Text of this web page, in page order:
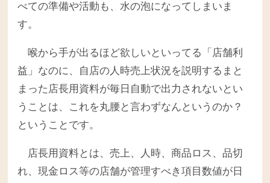
べての準備や活動も、水の泡になってしまいま
す。
喉から手が出るほど欲しいといってる「店舗利
益」なのに、自店の人時売上状況を説明するまと
まった店長用資料が毎日自動で出力されないとい
うことは、これを丸腰と言わずなんというのか？
ということです。
店長用資料とは、売上、人時、商品ロス、品切
れ、現金ロス等の店舗が管理すべき項目数値が日